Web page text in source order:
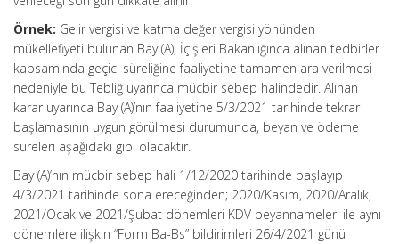
Örnek: Gelir vergisi ve katma değer vergisi yönünden
mükellefiyeti bulunan Bay (A), İçişleri Bakanlığınca alınan tedbirler
kapsamında geçici süreliğine faaliyetine tamamen ara verilmesi
nedeniyle bu Tebliğ uyarınca mücbir sebep halindedir. Alınan
karar uyarınca Bay (A)’nın faaliyetine 5/3/2021 tarihinde tekrar
başlamasının uygun görülmesi durumunda, beyan ve ödeme
süreleri aşağıdaki gibi olacaktır.
Bay (A)’nın mücbir sebep hali 1/12/2020 tarihinde başlayıp
4/3/2021 tarihinde sona ereceğinden; 2020/Kasım, 2020/Aralık,
2021/Ocak ve 2021/Şubat dönemleri KDV beyannameleri ile aynı
dönemlere ilişkin “Form Ba-Bs” bildirimleri 26/4/2021 günü